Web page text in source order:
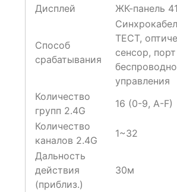
Дисплей
ЖК-панель
Способ
срабатывания
ТЕСТ,
сенсор, порт
управления
Количество
групп 2.4G
16 (0-9, A-F)
Количество
каналов 2.4G
1~32
Дальность
действия
(приблиз.)
30м